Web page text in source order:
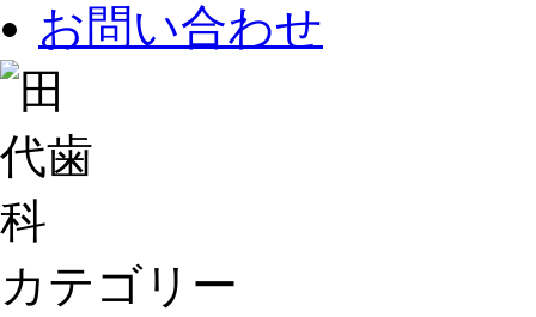
お問い合わせ
カテゴリー